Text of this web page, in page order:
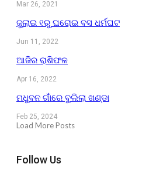
Mar 26, 2021
ଜୁଲାଇ ୧ରୁ ଘରୋଇ ବସ ଧର୍ମଘଟ
Jun 11, 2022
ଆଜିର ରାଶିଫଳ
Apr 16, 2022
ମଧୁବନ ଗାଁରେ ବୁଲିଲା ଖଣ୍ଡା
Feb 25, 2024
Load More Posts
Follow Us